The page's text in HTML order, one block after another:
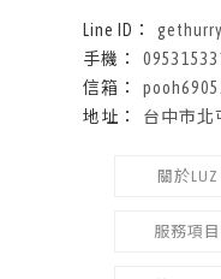
台中市北
關於LUZ
服務項目